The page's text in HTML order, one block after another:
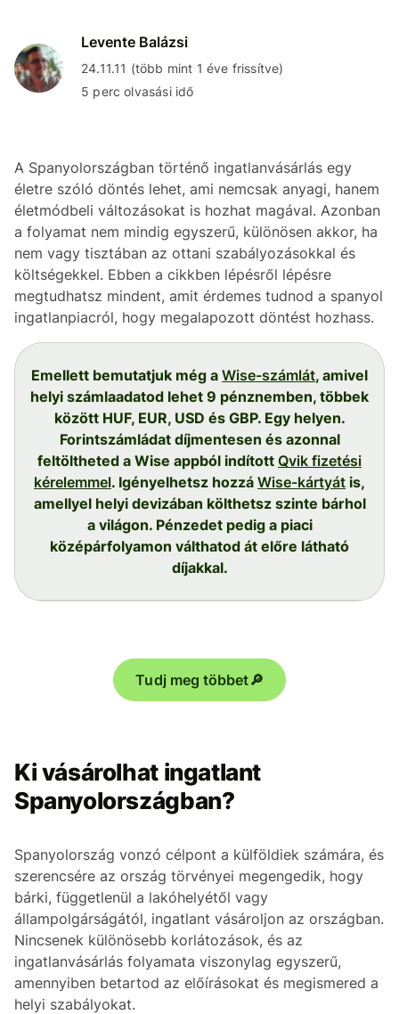
Levente Balázsi
24.11.11 (több mint 1 éve frissítve)
5 perc olvasási idő
A Spanyolországban történő ingatlanvásárlás egy
életre szóló döntés lehet, ami nemcsak anyagi, hanem
életmódbeli változásokat is hozhat magával. Azonban
a folyamat nem mindig egyszerű, különösen akkor, ha
nem vagy tisztában az ottani szabályozásokkal és
költségekkel. Ebben a cikkben lépésről lépésre
megtudhatsz mindent, amit érdemes tudnod a spanyol
ingatlanpiacról, hogy megalapozott döntést hozhass.
Emellett bemutatjuk még a Wise-számlát, amivel
helyi számlaadatod lehet 9 pénznemben, többek
között HUF, EUR, USD és GBP. Egy helyen.
Forintszámládat díjmentesen és azonnal
feltöltheted a Wise appból indított Qvik fizetési
kérelemmel. Igényelhetsz hozzá Wise-kártyát is,
amellyel helyi devizában költhetsz szinte bárhol
a világon. Pénzedet pedig a piaci
középárfolyamon válthatod át előre látható
díjakkal.
Tudj meg többet🔎
Ki vásárolhat ingatlant
Spanyolországban?
Spanyolország vonzó célpont a külföldiek számára, és
szerencsére az ország törvényei megengedik, hogy
bárki, függetlenül a lakóhelyétől vagy
állampolgárságától, ingatlant vásároljon az országban.
Nincsenek különösebb korlátozások, és az
ingatlanvásárlás folyamata viszonylag egyszerű,
amennyiben betartod az előírásokat és megismered a
helyi szabályokat.